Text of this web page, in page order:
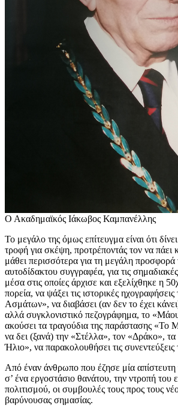
Ο Ακαδημαϊκός Ιάκωβος Καμπανέλλης
Το μεγάλο της όμως επίτευγμα είναι ότι
τροφή για σκέψη, προτρέποντάς τον να
μάθει περισσότερα για τη μεγάλη
αυτοδίδακτου συγγραφέα, για τις
μέσα στις οποίες άρχισε και εξελίχθηκε η
πορεία, να ψάξει τις ιστορικές
Ασμάτων», να διαβάσει (αν δεν το έχει
αλλά συγκλονιστικό πεζογράφημα, το
ακούσει τα τραγούδια της παράστασης «Το
να δει (ξανά) την «Στέλλα», τον «Δράκο»,
Ήλιο», να παρακολουθήσει τις συνεντεύξεις
Από έναν άνθρωπο που έζησε μία
σ’ ένα εργοστάσιο θανάτου, την ντροπή του
πολιτισμού, οι συμβουλές τους προς τους
βαρύνουσας σημασίας.